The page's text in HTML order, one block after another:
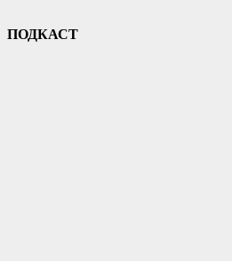
ПОДКАСТ